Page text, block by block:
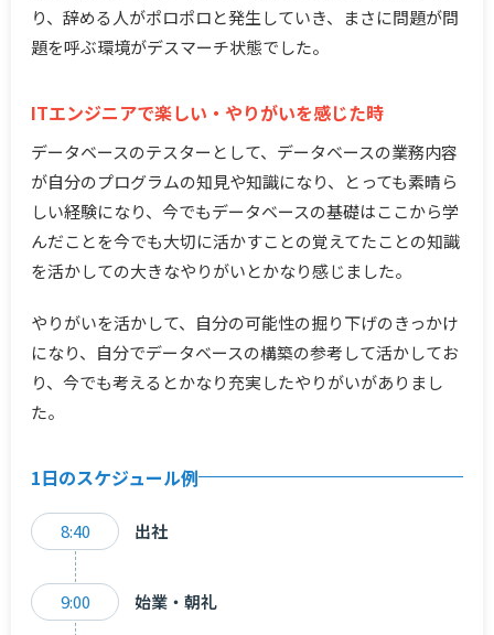
り、辞める人がポロポロと発生していき、まさに問題が問
題を呼ぶ環境がデスマーチ状態でした。
ITエンジニアで楽しい・やりがいを感じた時
データベースのテスターとして、データベースの業務内容
が自分のプログラムの知見や知識になり、とっても素晴ら
しい経験になり、今でもデータベースの基礎はここから学
んだことを今でも大切に活かすことの覚えてたことの知識
を活かしての大きなやりがいとかなり感じました。
やりがいを活かして、自分の可能性の掘り下げのきっかけ
になり、自分でデータベースの構築の参考して活かしてお
り、今でも考えるとかなり充実したやりがいがありまし
た。
1日のスケジュール例
8:40 出社
9:00 始業・朝礼